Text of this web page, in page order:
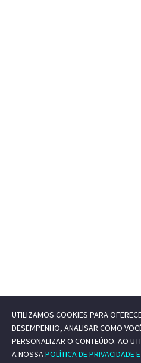
UTILIZAMOS COOKIES PARA
DESEMPENHO, ANALISAR COMO
PERSONALIZAR O CONTEÚDO. AO
A NOSSAPOLÍTICA DE PRIVACIDADE